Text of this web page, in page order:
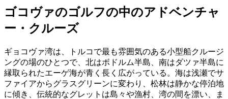
ゴコヴァのゴルフの中のアドベンチャ
ー・クルーズ
ギョコヴァ湾は、トルコで最も雰囲気のある小型船クルージ
ングの場のひとつで、北はボドルム半島、南はダツァ半島に
縁取られたエーゲ海が青く長く広がっている。海は浅瀬でサ
ファイアからグラスグリーンに変わり、松林は静かな停泊地
に傾き、伝統的なグレットは島々や漁村、湾の間を漂い、ま